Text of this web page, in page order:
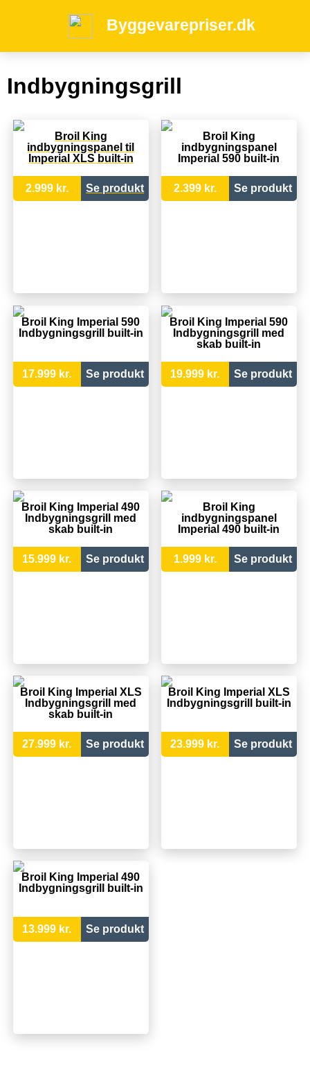
Byggevarepriser.dk
Indbygningsgrill
Broil King
indbygningspanel til
Imperial XLS built-in
2.999 kr. Se produkt
Broil King
indbygningspanel
Imperial 590 built-in
2.399 kr. Se produkt
Broil King Imperial 590
Indbygningsgrill built-in
17.999 kr. Se produkt
Broil King Imperial 590
Indbygningsgrill med
skab built-in
19.999 kr. Se produkt
Broil King Imperial 490
Indbygningsgrill med
skab built-in
15.999 kr. Se produkt
Broil King
indbygningspanel
Imperial 490 built-in
1.999 kr. Se produkt
Broil King Imperial XLS
Indbygningsgrill med
skab built-in
27.999 kr. Se produkt
Broil King Imperial XLS
Indbygningsgrill built-in
23.999 kr. Se produkt
Broil King Imperial 490
Indbygningsgrill built-in
13.999 kr. Se produkt